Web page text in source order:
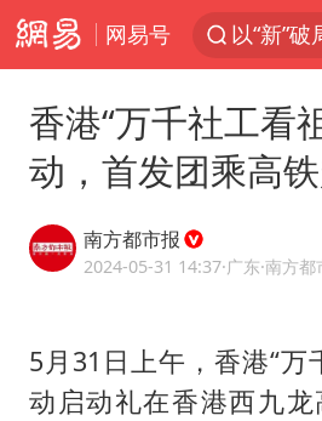
网易号
香港“万千社工看
动，首发团乘高
南方都市报
2024-05-31 14:37·广东
5月31日上午，香港“万
动启动礼在香港西九